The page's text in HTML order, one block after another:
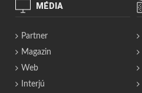
MÉDIA
Partner
Magazin
Web
Interjú